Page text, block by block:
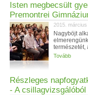
Isten megbecsült
Premontrei
2015.
Nagyböjt
természetét,
Tovább
Részleges
- A